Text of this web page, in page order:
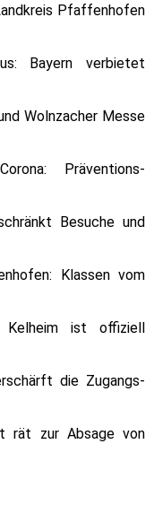
Pfaffenhofen
Bayern verbietet
Wolnzacher Messe
Präventions-
Besuche und
Klassen vom
Kelheim ist offiziell
die Zugangs-
rät zur Absage von